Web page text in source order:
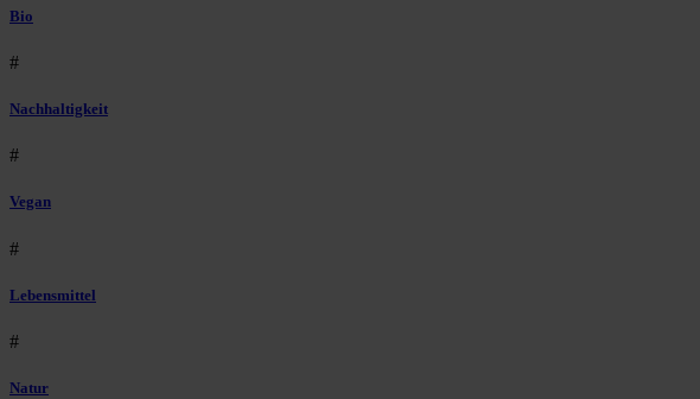
Bio
#
Nachhaltigkeit
#
Vegan
#
Lebensmittel
#
Natur